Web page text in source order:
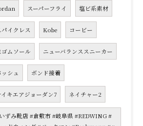
スーパーフライ 塩ビ系素材
パイクレス Kobe コービー
ゴムソール ニューバランススニーカー
ッシュ ボンド接着
イキエアジョーダン7 ネイチャー2
ずみ靴店 #倉敷市 #岐阜県 #REDWING #